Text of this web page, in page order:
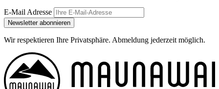
E-Mail Adresse
Newsletter abonnieren
Wir respektieren Ihre Privatsphäre. Abmeldung jederzeit möglich.